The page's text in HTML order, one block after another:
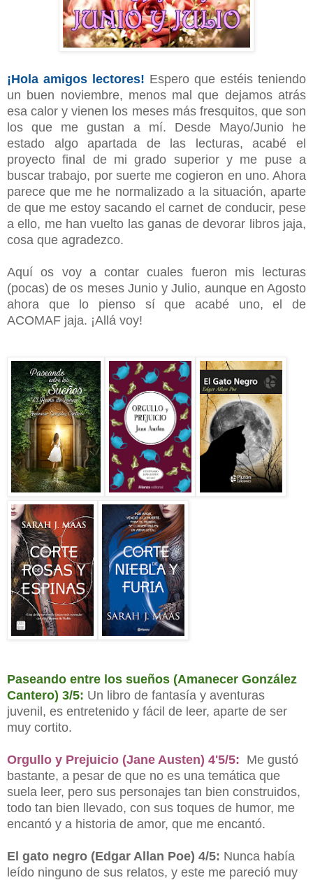
¡Hola amigos lectores! Espero que estéis teniendo
un buen noviembre, menos mal que dejamos atrás
esa calor y vienen los meses más fresquitos, que son
los que me gustan a mí. Desde Mayo/Junio he
estado algo apartada de las lecturas, acabé el
proyecto final de mi grado superior y me puse a
buscar trabajo, por suerte me cogieron en uno. Ahora
parece que me he normalizado a la situación, aparte
de que me estoy sacando el carnet de conducir, pese
a ello, me han vuelto las ganas de devorar libros jaja,
cosa que agradezco.
Aquí os voy a contar cuales fueron mis lecturas
(pocas) de os meses Junio y Julio, aunque en Agosto
ahora que lo pienso sí que acabé uno, el de
ACOMAF jaja. ¡Allá voy!
Paseando entre los sueños (Amanecer González
Cantero) 3/5: Un libro de fantasía y aventuras
juvenil, es entretenido y fácil de leer, aparte de ser
muy cortito.
Orgullo y Prejuicio (Jane Austen) 4'5/5: Me gustó
bastante, a pesar de que no es una temática que
suela leer, pero sus personajes tan bien construidos,
todo tan bien llevado, con sus toques de humor, me
encantó y a historia de amor, que me encantó.
El gato negro (Edgar Allan Poe) 4/5: Nunca había
leído ninguno de sus relatos, y este me pareció muy